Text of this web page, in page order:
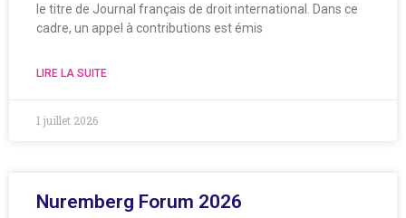
le titre de Journal français de droit international. Dans ce
cadre, un appel à contributions est émis
LIRE LA SUITE
1 juillet 2026
Nuremberg Forum 2026